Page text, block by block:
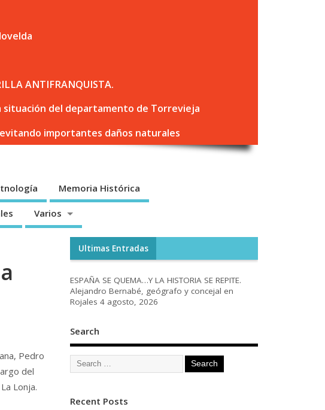
ANTIFRANQUISTA.
situación del departamento de Torrevieja
importantes daños naturales
Memoria Histórica
Varios
Pedro
del
Lonja.
Ultimas Entradas
ESPAÑA SE QUEMA…Y LA HISTORIA SE REPITE.
Alejandro Bernabé, geógrafo y concejal en
Rojales 4 agosto, 2026
Search
Recent Posts